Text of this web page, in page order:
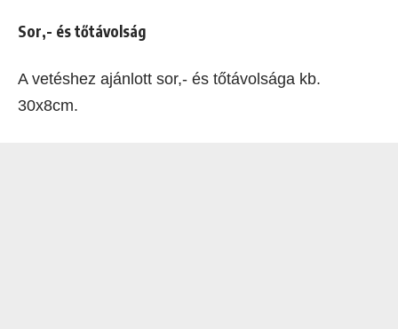
Sor,- és tőtávolság
A vetéshez ajánlott sor,- és tőtávolsága kb.
30x8cm.